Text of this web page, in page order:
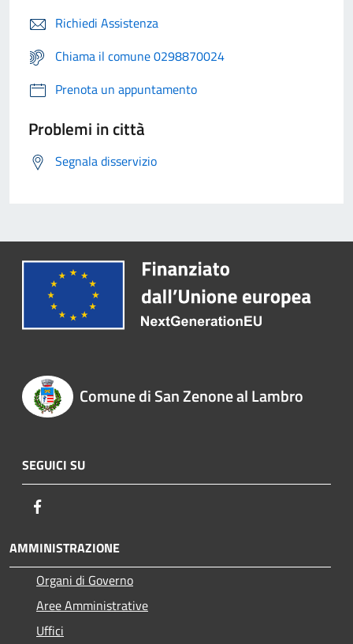
Richiedi Assistenza
Chiama il comune 0298870024
Prenota un appuntamento
Problemi in città
Segnala disservizio
Comune di San Zenone al Lambro
SEGUICI SU
AMMINISTRAZIONE
Organi di Governo
Aree Amministrative
Uffici